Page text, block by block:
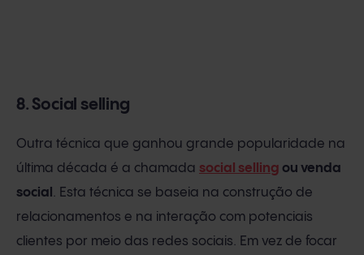
8. Social selling
Outra técnica que ganhou grande popularidade na
última década é a chamada social selling ou venda
social . Esta técnica se baseia na construção de
relacionamentos e na interação com potenciais
clientes por meio das redes sociais. Em vez de focar